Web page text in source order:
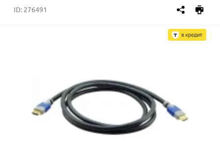
ID: 276491